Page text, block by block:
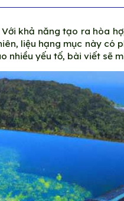
khả năng tạo ra hòa
liệu hạng mục này có
nhiều yếu tố, bài viết sẽ